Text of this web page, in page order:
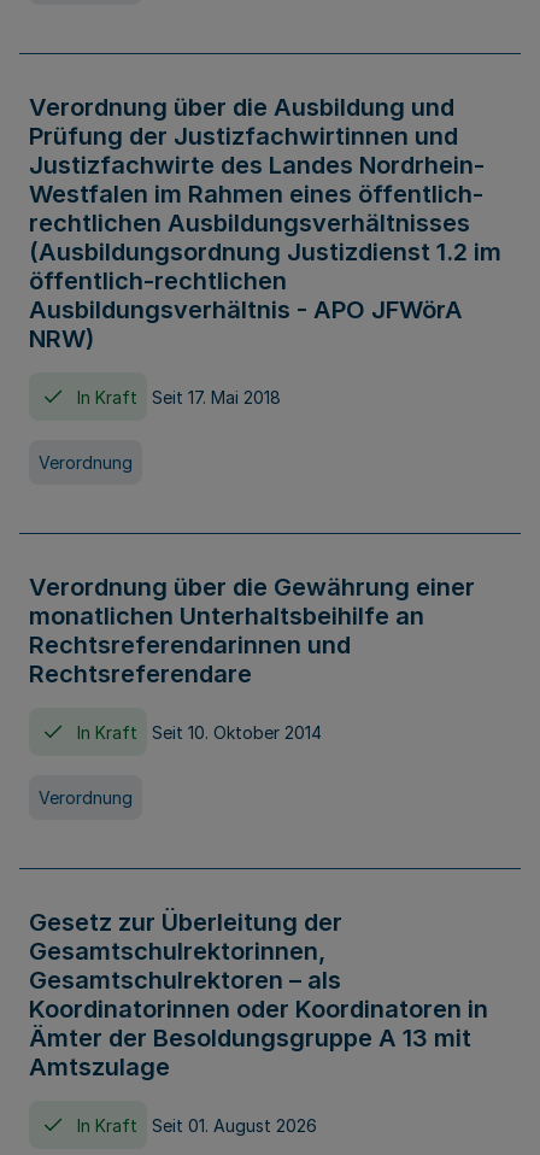
Verordnung über die Ausbildung und
Prüfung der Justizfachwirtinnen und
Justizfachwirte des Landes Nordrhein-
Westfalen im Rahmen eines öffentlich-
rechtlichen Ausbildungsverhältnisses
(Ausbildungsordnung Justizdienst 1.2 im
öffentlich-rechtlichen
Ausbildungsverhältnis - APO JFWörA
NRW)
In Kraft Seit 17. Mai 2018
Verordnung
Verordnung über die Gewährung einer
monatlichen Unterhaltsbeihilfe an
Rechtsreferendarinnen und
Rechtsreferendare
In Kraft Seit 10. Oktober 2014
Verordnung
Gesetz zur Überleitung der
Gesamtschulrektorinnen,
Gesamtschulrektoren – als
Koordinatorinnen oder Koordinatoren in
Ämter der Besoldungsgruppe A 13 mit
Amtszulage
In Kraft Seit 01. August 2026